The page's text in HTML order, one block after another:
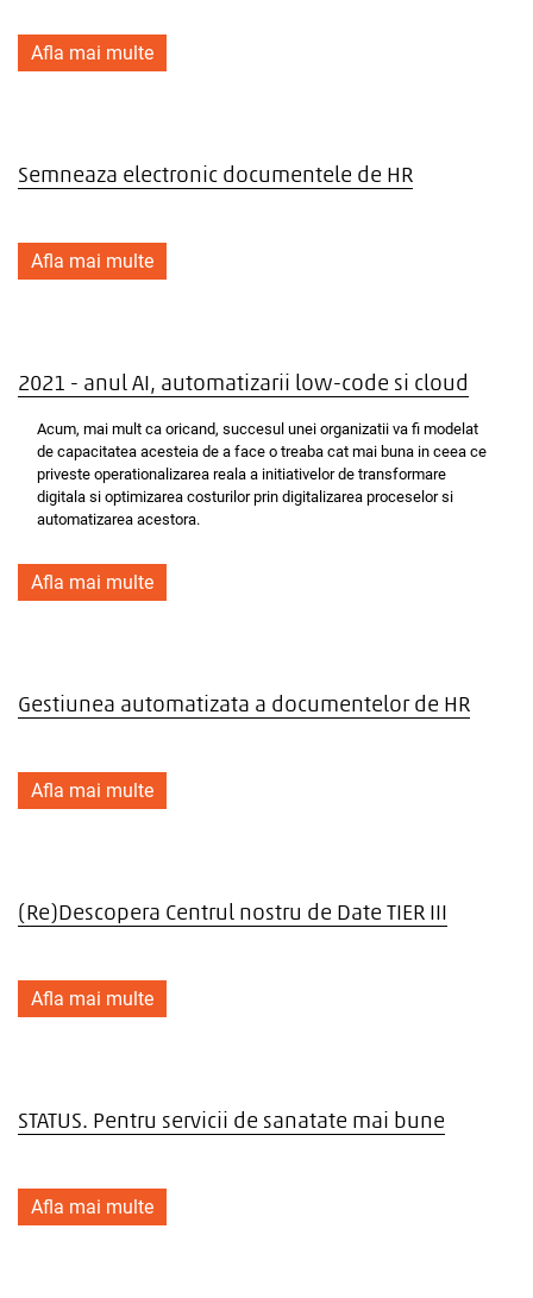
Afla mai multe
Semneaza electronic documentele de HR
Afla mai multe
2021 - anul AI, automatizarii low-code si cloud
Acum, mai mult ca oricand, succesul unei organizatii va fi modelat
de capacitatea acesteia de a face o treaba cat mai buna in ceea ce
priveste operationalizarea reala a initiativelor de transformare
digitala si optimizarea costurilor prin digitalizarea proceselor si
automatizarea acestora.
Afla mai multe
Gestiunea automatizata a documentelor de HR
Afla mai multe
(Re)Descopera Centrul nostru de Date TIER III
Afla mai multe
STATUS. Pentru servicii de sanatate mai bune
Afla mai multe